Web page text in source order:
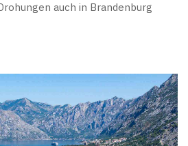
auch in Brandenburg